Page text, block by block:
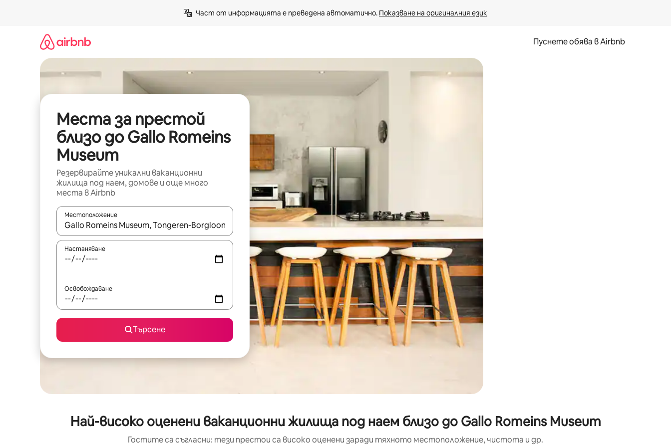
Част от информацията е преведена автоматично. Показване на оригиналния език
Пуснете обява в Airbnb
Места за престой
близо до Gallo Romeins
Museum
Резервирайте уникални ваканционни
жилища под наем, домове и още много
места в Airbnb
Местоположение
Когато резултатите се покажат, използвайте клавишите със стрелки нагоре и надолу или навигирайте с докосване или плъзгане.
Настаняване
Освобождаване
Търсене
Най-високо оценени ваканционни жилища под наем близо до Gallo Romeins Museum
Гостите са съгласни: тези престои са високо оценени заради тяхното местоположение, чистота и др.